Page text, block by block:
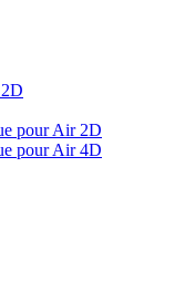
pour Air 2D
pour Air 4D